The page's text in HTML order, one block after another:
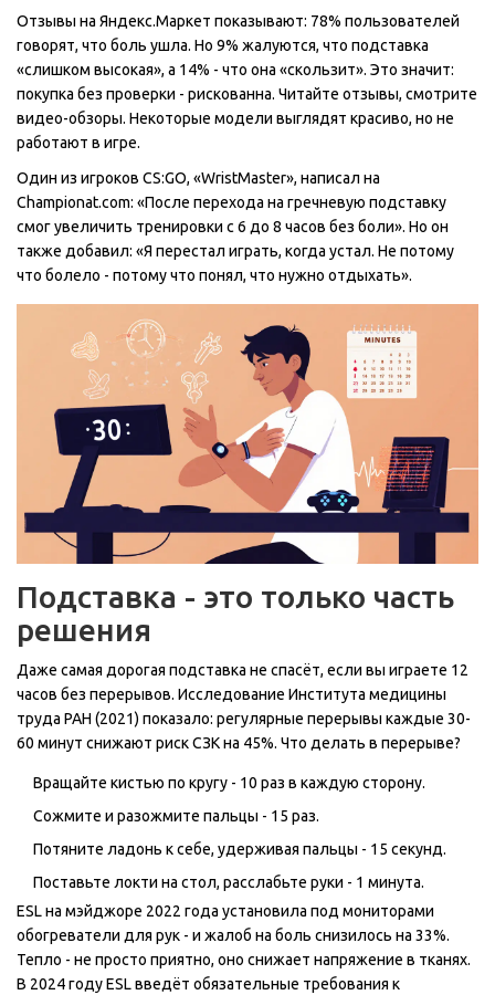
Отзывы на Яндекс.Маркет показывают: 78% пользователей
говорят, что боль ушла. Но 9% жалуются, что подставка
«слишком высокая», а 14% - что она «скользит». Это значит:
покупка без проверки - рискованна. Читайте отзывы, смотрите
видео-обзоры. Некоторые модели выглядят красиво, но не
работают в игре.
Один из игроков CS:GO, «WristMaster», написал на
Championat.com: «После перехода на гречневую подставку
смог увеличить тренировки с 6 до 8 часов без боли». Но он
также добавил: «Я перестал играть, когда устал. Не потому
что болело - потому что понял, что нужно отдыхать».
Подставка - это только часть
решения
Даже самая дорогая подставка не спасёт, если вы играете 12
часов без перерывов. Исследование Института медицины
труда РАН (2021) показало: регулярные перерывы каждые 30-
60 минут снижают риск СЗК на 45%. Что делать в перерыве?
Вращайте кистью по кругу - 10 раз в каждую сторону.
Сожмите и разожмите пальцы - 15 раз.
Потяните ладонь к себе, удерживая пальцы - 15 секунд.
Поставьте локти на стол, расслабьте руки - 1 минута.
ESL на мэйджоре 2022 года установила под мониторами
обогреватели для рук - и жалоб на боль снизилось на 33%.
Тепло - не просто приятно, оно снижает напряжение в тканях.
В 2024 году ESL введёт обязательные требования к